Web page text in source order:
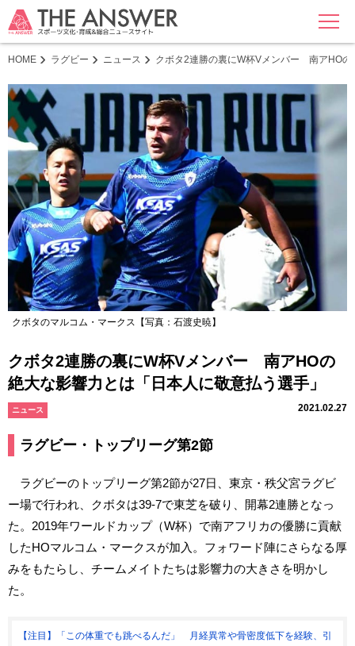
MENU
HOME ラグビー ニュース クボタ2連勝の裏にW杯Vメンバー 南アHO
クボタのマルコム・マークス【写真：石渡史暁】
クボタ2連勝の裏にW杯Vメンバー 南アHOの
絶大な影響力とは「日本人に敬意払う選手」
ニュース 2021.02.27
ラグビー・トップリーグ第2節
ラグビーのトップリーグ第2節が27日、東京・秩父宮ラグビ
ー場で行われ、クボタは39-7で東芝を破り、開幕2連勝となっ
た。2019年ワールドカップ（W杯）で南アフリカの優勝に貢献
したHOマルコム・マークスが加入。フォワード陣にさらなる厚
みをもたらし、チームメイトたちは影響力の大きさを明かし
た。
【注目】「この体重でも跳べるんだ」 月経異常や骨密度低下を経験、引